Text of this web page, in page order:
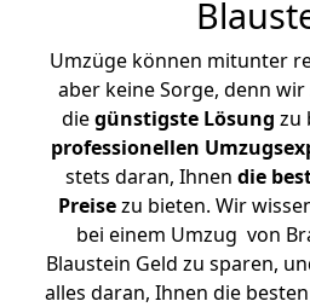
Umzüge können mitunter
aber keine Sorge, denn
diegünstigste Lösung zu
professionellen
stets daran, Ihnen die
Preisezu bieten. Wir
bei einem Umzug von
Blaustein Geld zu sparen,
alles daran, Ihnen die